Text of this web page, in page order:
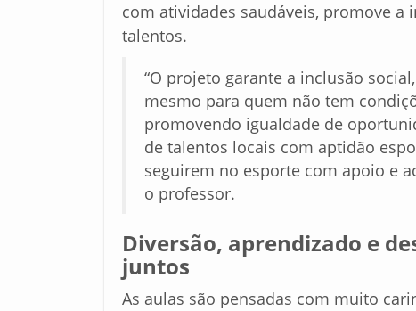
com atividades saudáveis, promove a
talentos.
“O projeto garante a inclusão
mesmo para quem não tem
promovendo igualdade de
de talentos locais com aptidão
seguirem no esporte com apoio e
o professor.
Diversão, aprendizado e
juntos
As aulas são pensadas com muito